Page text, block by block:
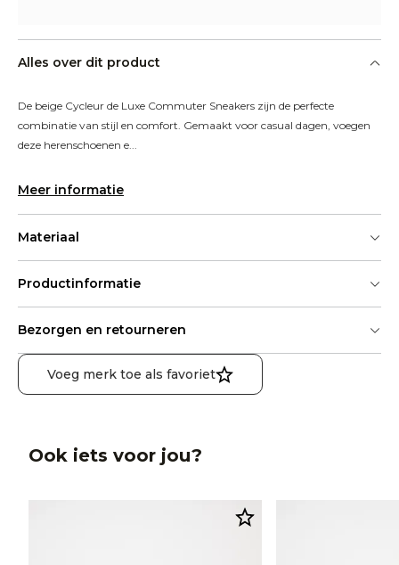
Alles over dit product
De beige Cycleur de Luxe Commuter Sneakers zijn de perfecte
combinatie van stijl en comfort. Gemaakt voor casual dagen, voegen
deze herenschoenen e...
Meer informatie
Materiaal
Productinformatie
Bezorgen en retourneren
Voeg merk toe als favoriet
Ook iets voor jou?